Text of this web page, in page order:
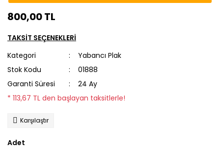
800,00 TL
TAKSİT SEÇENEKLERİ
Kategori
Yabancı Plak
Stok Kodu
01888
Garanti Süresi
24 Ay
* 113,67 TL den başlayan taksitlerle!
Karşılaştır
Adet